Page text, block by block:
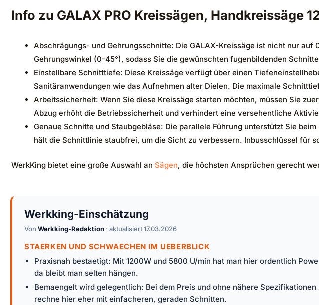
Info zu GALAX PRO Kreissägen, Handkreissäge
Abschrägungs- und Gehrungsschnitte: Die GALAX-Kreissäge ist nicht nur
Gehrungswinkel (0-45°), sodass Sie die gewünschten fugenbildenden
Einstellbare Schnitttiefe: Diese Kreissäge verfügt über einen
Sanitäranwendungen wie das Aufnehmen alter Dielen. Die maximale
Arbeitssicherheit: Wenn Sie diese Kreissäge starten möchten, müssen Sie
Abzug erhöht die Betriebssicherheit und verhindert eine versehentliche
Genaue Schnitte und Staubgebläse: Die parallele Führung unterstützt Sie
hält die Schnittlinie staubfrei, um die Sicht zu verbessern. Inbusschlüssel für
WerkKing bietet eine große Auswahl an Sägen, die höchsten Ansprüchen gerecht
Werkking-Einschätzung
Von Werkking-Redaktion · aktualisiert 17.03.2026
STAERKEN UND SCHWAECHEN IM UEBERBLICK
Praxisnah bestaetigt: Mit 1200W und 5800 U/min hat man hier ordentlich
da bleibt man selten hängen.
Bemaengelt wird gelegentlich: Bei dem Preis und ohne nähere
rechne hier eher mit einfacheren, geraden Schnitten.